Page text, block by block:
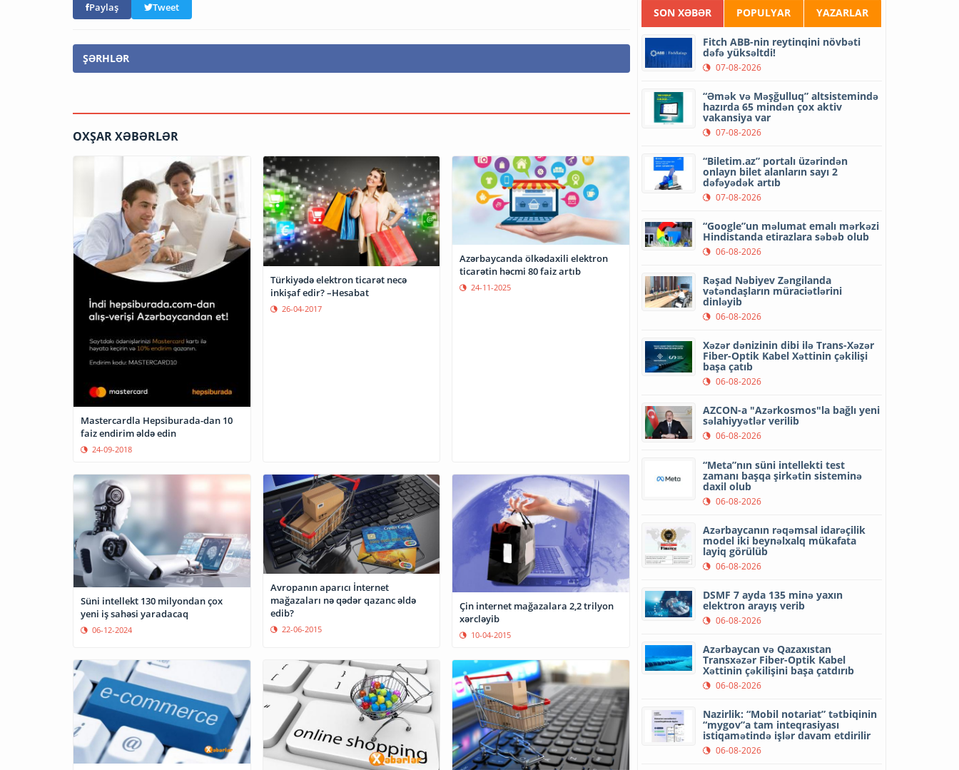
Paylaş Tweet
ŞƏRHLƏR
OXŞAR XƏBƏRLƏR
Mastercardla Hepsiburada-dan 10
faiz endirim əldə edin
24-09-2018
Türkiyədə elektron ticarət necə
inkişaf edir? –Hesabat
26-04-2017
Azərbaycanda ölkədaxili elektron
ticarətin həcmi 80 faiz artıb
24-11-2025
Süni intellekt 130 milyondan çox
yeni iş sahəsi yaradacaq
06-12-2024
Avropanın aparıcı İnternet
mağazaları nə qədər qazanc əldə
edib?
22-06-2015
Çin internet mağazalara 2,2 trilyon
xərcləyib
10-04-2015
SON XƏBƏR POPULYAR YAZARLAR
Fitch ABB-nin reytinqini növbəti
dəfə yüksəltdi!
07-08-2026
“Əmək və Məşğulluq” altsistemində
hazırda 65 mindən çox aktiv
vakansiya var
07-08-2026
“Biletim.az” portalı üzərindən
onlayn bilet alanların sayı 2
dəfəyədək artıb
07-08-2026
“Google”un məlumat emalı mərkəzi
Hindistanda etirazlara səbəb olub
06-08-2026
Rəşad Nəbiyev Zəngilanda
vətəndaşların müraciətlərini
dinləyib
06-08-2026
Xəzər dənizinin dibi ilə Trans-Xəzər
Fiber-Optik Kabel Xəttinin çəkilişi
başa çatıb
06-08-2026
AZCON-a "Azərkosmos"la bağlı yeni
səlahiyyətlər verilib
06-08-2026
“Meta”nın süni intellekti test
zamanı başqa şirkətin sisteminə
daxil olub
06-08-2026
Azərbaycanın rəqəmsal idarəçilik
model iki beynəlxalq mükafata
layiq görülüb
06-08-2026
DSMF 7 ayda 135 minə yaxın
elektron arayış verib
06-08-2026
Azərbaycan və Qazaxıstan
Transxəzər Fiber-Optik Kabel
Xəttinin çəkilişini başa çatdırıb
06-08-2026
Nazirlik: “Mobil notariat” tətbiqinin
“mygov”a tam inteqrasiyası
istiqamətində işlər davam etdirilir
06-08-2026